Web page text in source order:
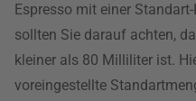
Espresso mit einer
sollten Sie darauf achten,
kleiner als 80 Milliliter ist.
voreingestellte